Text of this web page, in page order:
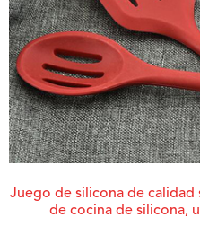
Juego de silicona de calidad
de cocina de silicona,